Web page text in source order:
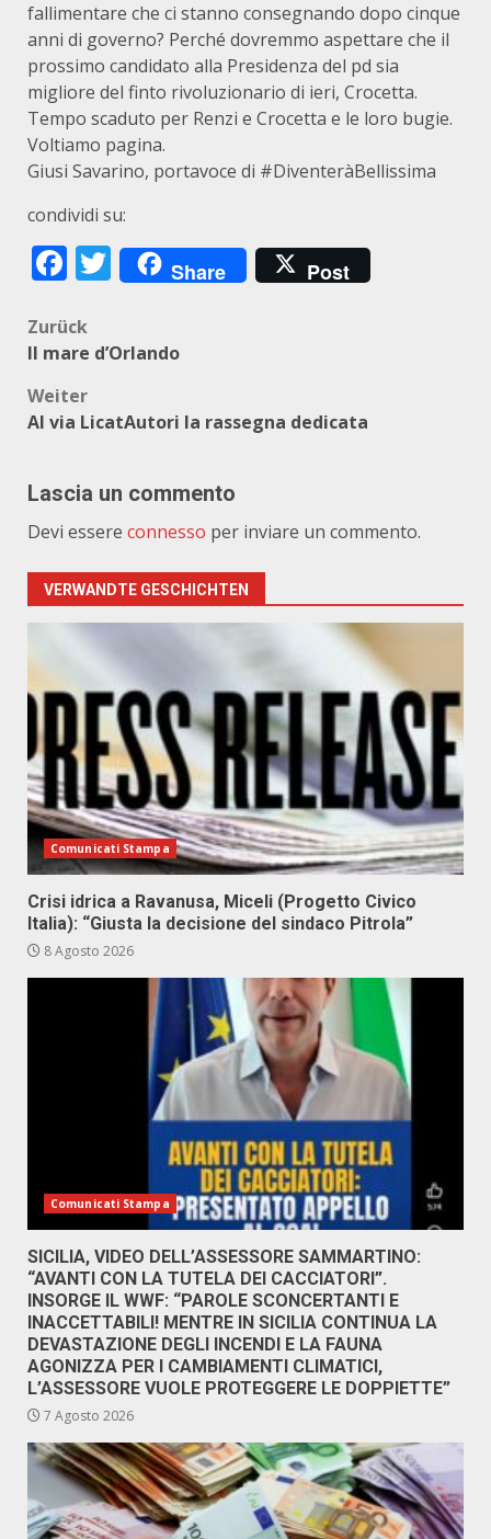
fallimentare che ci stanno consegnando dopo cinque
anni di governo? Perché dovremmo aspettare che il
prossimo candidato alla Presidenza del pd sia
migliore del finto rivoluzionario di ieri, Crocetta.
Tempo scaduto per Renzi e Crocetta e le loro bugie.
Voltiamo pagina.
Giusi Savarino, portavoce di #DiventeràBellissima
condividi su:
Facebook
Twitter
Share Post
Beitragsnavigation
Zurück
Il mare d’Orlando
Weiter
Al via LicatAutori la rassegna dedicata
Lascia un commento
Devi essere connesso per inviare un commento.
VERWANDTE GESCHICHTEN
Comunicati Stampa
Crisi idrica a Ravanusa, Miceli (Progetto Civico
Italia): “Giusta la decisione del sindaco Pitrola”
8 Agosto 2026
Comunicati Stampa
SICILIA, VIDEO DELL’ASSESSORE SAMMARTINO:
“AVANTI CON LA TUTELA DEI CACCIATORI”.
INSORGE IL WWF: “PAROLE SCONCERTANTI E
INACCETTABILI! MENTRE IN SICILIA CONTINUA LA
DEVASTAZIONE DEGLI INCENDI E LA FAUNA
AGONIZZA PER I CAMBIAMENTI CLIMATICI,
L’ASSESSORE VUOLE PROTEGGERE LE DOPPIETTE”
7 Agosto 2026